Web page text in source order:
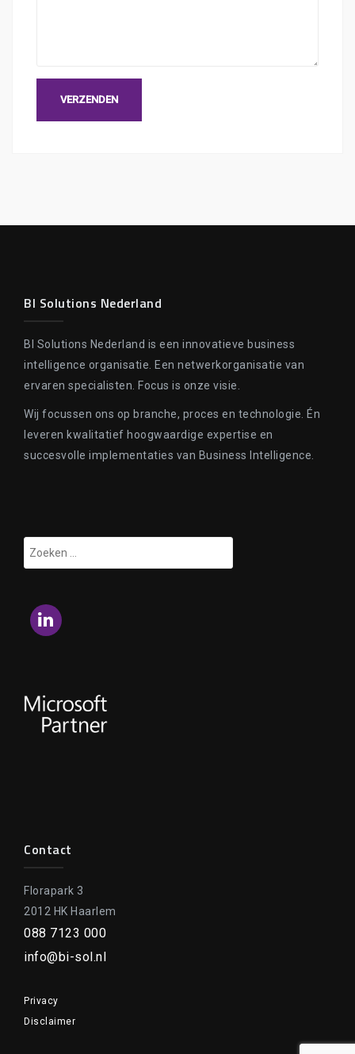
BI Solutions Nederland
BI Solutions Nederland is een innovatieve business
intelligence organisatie. Een netwerkorganisatie van
ervaren specialisten. Focus is onze visie.
Wij focussen ons op branche, proces en technologie. Én
leveren kwalitatief hoogwaardige expertise en
succesvolle implementaties van Business Intelligence.
Zoeken
naar:
LinkedIn
Contact
Florapark 3
2012 HK Haarlem
088 7123 000
info@bi-sol.nl
Privacy
Disclaimer